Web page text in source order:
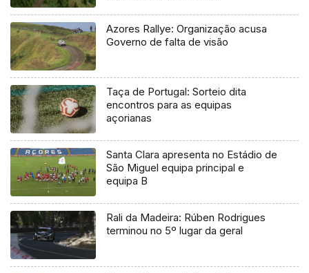
Azores Rallye: Organização acusa
Governo de falta de visão
Taça de Portugal: Sorteio dita
encontros para as equipas
açorianas
Santa Clara apresenta no Estádio de
São Miguel equipa principal e
equipa B
Rali da Madeira: Rúben Rodrigues
terminou no 5º lugar da geral